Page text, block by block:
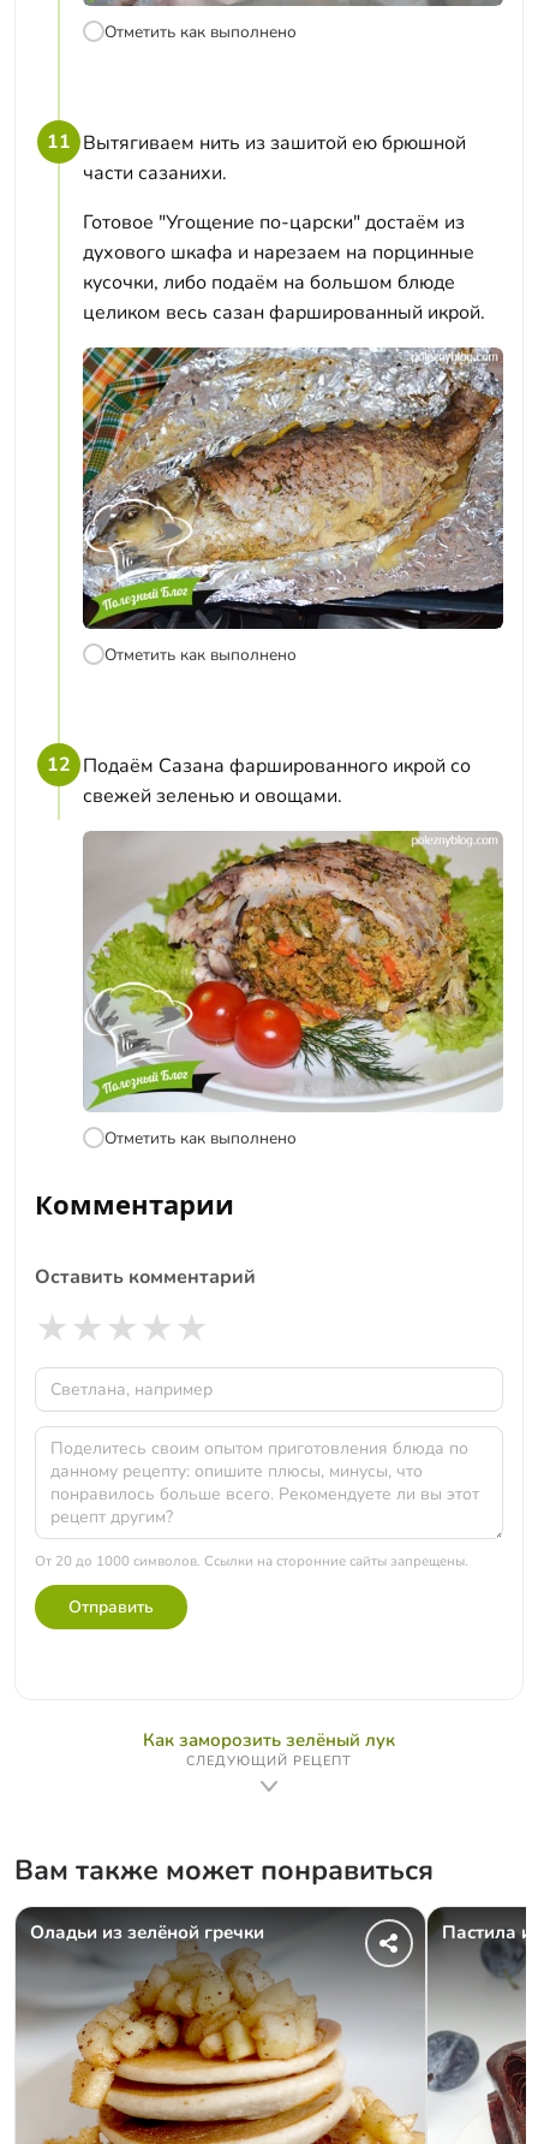
Отметить как выполнено
11 Вытягиваем нить из зашитой ею брюшной
части сазанихи.
Готовое "Угощение по-царски" достаём из
духового шкафа и нарезаем на порцинные
кусочки, либо подаём на большом блюде
целиком весь сазан фаршированный икрой.
Отметить как выполнено
12 Подаём Сазана фаршированного икрой со
свежей зеленью и овощами.
Отметить как выполнено
Комментарии
Оставить комментарий
★★★★★
От 20 до 1000 символов. Ссылки на сторонние сайты запрещены.
Отправить
Как заморозить зелёный лук
СЛЕДУЮЩИЙ РЕЦЕПТ
Вам также может понравиться
Оладьи из зелёной гречки Пастила